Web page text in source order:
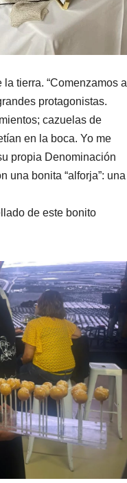
tierra. “Comenzamos a
protagonistas.
cazuelas de
en la boca. Yo me
propia Denominación
una bonita “alforja”: una
de este bonito